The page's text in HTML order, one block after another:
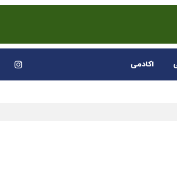
اکادمی